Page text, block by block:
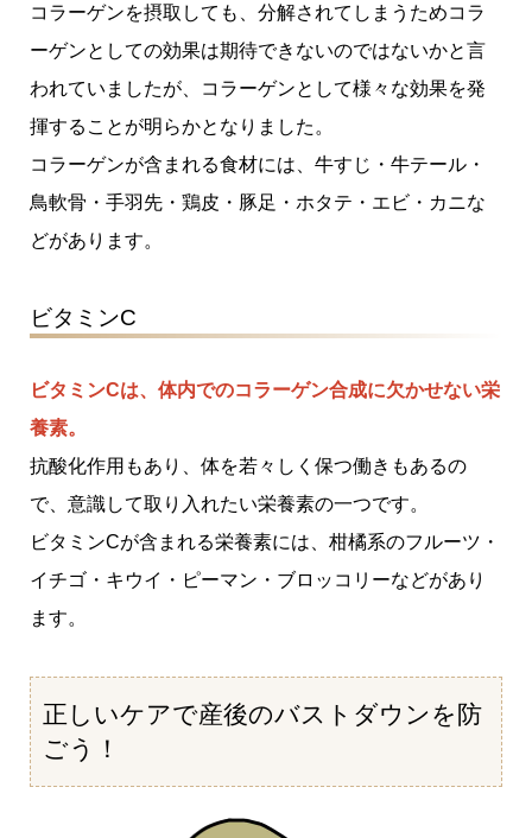
コラーゲンを摂取しても、分解されてしまうためコラ
ーゲンとしての効果は期待できないのではないかと言
われていましたが、コラーゲンとして様々な効果を発
揮することが明らかとなりました。
コラーゲンが含まれる食材には、牛すじ・牛テール・
鳥軟骨・手羽先・鶏皮・豚足・ホタテ・エビ・カニな
どがあります。
ビタミンC
ビタミンCは、体内でのコラーゲン合成に欠かせない栄
養素。
抗酸化作用もあり、体を若々しく保つ働きもあるの
で、意識して取り入れたい栄養素の一つです。
ビタミンCが含まれる栄養素には、柑橘系のフルーツ・
イチゴ・キウイ・ピーマン・ブロッコリーなどがあり
ます。
正しいケアで産後のバストダウンを防
ごう！